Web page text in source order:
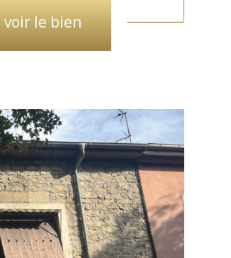
voir le bien